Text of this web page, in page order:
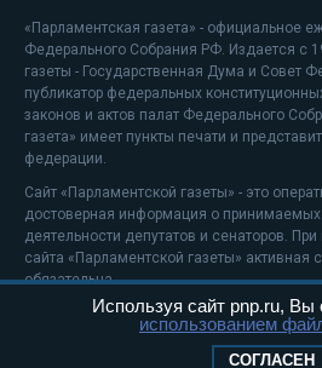
«Парламентская газета» - официальное
Федерального Собрания РФ. Издается с
газеты - Государственная Дума и Совет
публикатор федеральных
законов и актов палат Федерального
газета» имеет пункты печати и
федерации.
Сайт «Парламентской газеты» - это
достоверная информация о принимаемых
деятельности депутатов и сенаторов.
сайта «Парламентской газеты» активная
обязательна.
На информационном ресурсе
Положение о защите персональных данных
Используя сайт pnp.ru, Вы
использованием
СОГЛАСЕН